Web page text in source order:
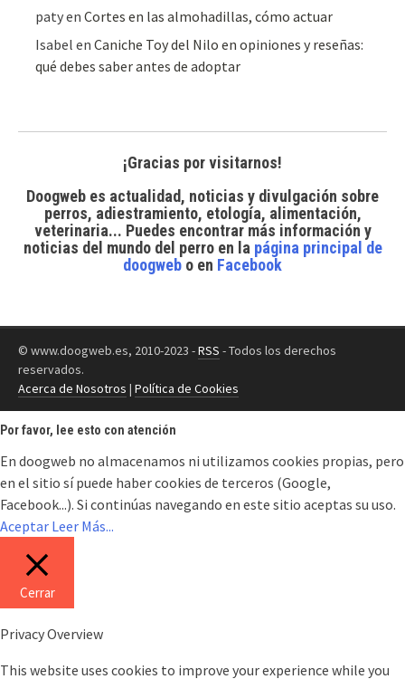
patyenCortes en las almohadillas, cómo actuar
Isabel enCaniche Toy del Nilo en opiniones y reseñas:
qué debes saber antes de adoptar
¡Gracias por visitarnos!
Doogweb es actualidad, noticias y divulgación sobre
perros, adiestramiento, etología, alimentación,
veterinaria... Puedes encontrar más información y
noticias del mundo del perroen la página principal de
doogweb o en Facebook
© www.doogweb.es, 2010-2023 -RSS - Todos los derechos
reservados.
Acerca de Nosotros | Política de Cookies
Por favor, lee esto con atención
En doogweb no almacenamos ni utilizamos cookies propias, pero
en el sitio sí puede haber cookies de terceros (Google,
Facebook...). Si continúas navegando en este sitio aceptas su uso.
Aceptar Leer Más...
Cerrar
Privacy Overview
This website uses cookies to improve your experience while you